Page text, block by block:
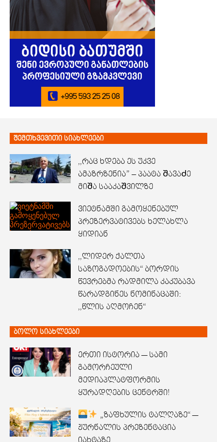
შემთხვევითი სიახლეები
,,რაც ხდება ეს უკვე
ამაზრზენია” – პაატა ᲨავაᲫე
მიᲨა სააკაᲨვილზე
ვიეტნამში გამოყენებულ
პრეზერვატივებს ხელახლა
ყიდიან
,,ლიდერ ქალთა
საზოგადოების“ ბორდის
წევრებმა რადმილა კაკუბავა
წარადგინეს ნომინაცაში:
,,წლის აღმოჩენ“
ბოლო სიახლეები
ერთი ისტორია — სამი
გამორჩეული
მედიაპლატფორმის
ყურადღების ცენტრში!
„ზაფხულის ტალღაზე“ —
ჟურნალის პრეზენტაცია